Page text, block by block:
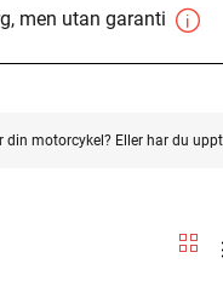
men utan garanti
motorcykel? Eller har du